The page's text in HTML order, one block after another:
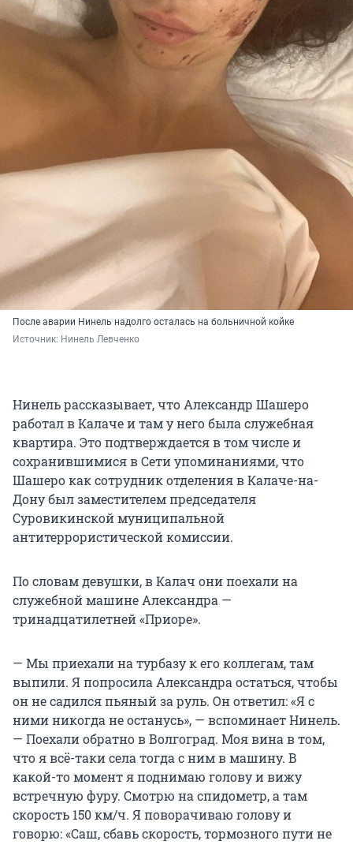
После аварии Нинель надолго осталась на больничной койке
Источник: Нинель Левченко
Нинель рассказывает, что Александр Шашеро
работал в Калаче и там у него была служебная
квартира. Это подтверждается в том числе и
сохранившимися в Сети упоминаниями, что
Шашеро как сотрудник отделения в Калаче-на-
Дону был заместителем председателя
Суровикинской муниципальной
антитеррористической комиссии.
По словам девушки, в Калач они поехали на
служебной машине Александра —
тринадцатилетней «Приоре».
— Мы приехали на турбазу к его коллегам, там
выпили. Я попросила Александра остаться, чтобы
он не садился пьяный за руль. Он ответил: «Я с
ними никогда не останусь», — вспоминает Нинель.
— Поехали обратно в Волгоград. Моя вина в том,
что я всё-таки села тогда с ним в машину. В
какой-то момент я поднимаю голову и вижу
встречную фуру. Смотрю на спидометр, а там
скорость 150 км/ч. Я поворачиваю голову и
говорю: «Саш, сбавь скорость, тормозного пути не